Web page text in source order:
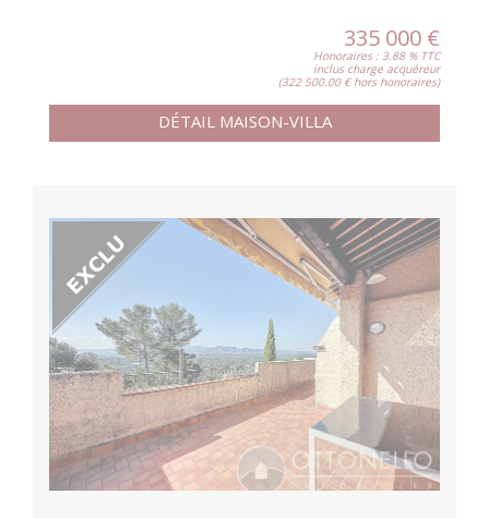
335 000 €
Honoraires : 3.88 % TTC
inclus charge acquéreur
(322 500.00 € hors honoraires)
DÉTAIL MAISON-VILLA